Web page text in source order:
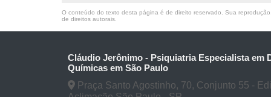
O conteúdo do texto desta página é de direito reservado. Sua
de direitos autorais
Cláudio Jerônimo - Psiquiatria Especialista em
Químicas em São Paulo
Praça Santo Agostinho, 70, Conjunto 55 -